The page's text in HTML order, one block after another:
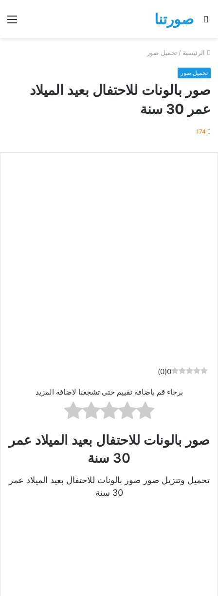
صورتنا
بحث
الرئيسية / تحميل صور
تحميل صور
صور بالونات للاحتفال بعيد الميلاد
عمر 30 سنة
174
0
(
0
)
برجاء قم باضافة تقييم حتى تشجعنا لاضافة المزيد
صور بالونات للاحتفال بعيد الميلاد عمر
30 سنة
تحميل وتنزيل صور صور بالونات للاحتفال بعيد الميلاد عمر
30 سنة